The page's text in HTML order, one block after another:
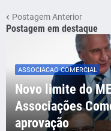
Postagem Anterior
Postagem em destaque
ASSOCIACAO COMERCIAL
Novo limite do
Associações
aprovação